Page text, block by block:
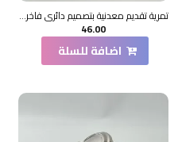
تمرية تقديم معدنية بتصميم دائري فاخر 4×11×11سم
46.00
اضافة للسلة